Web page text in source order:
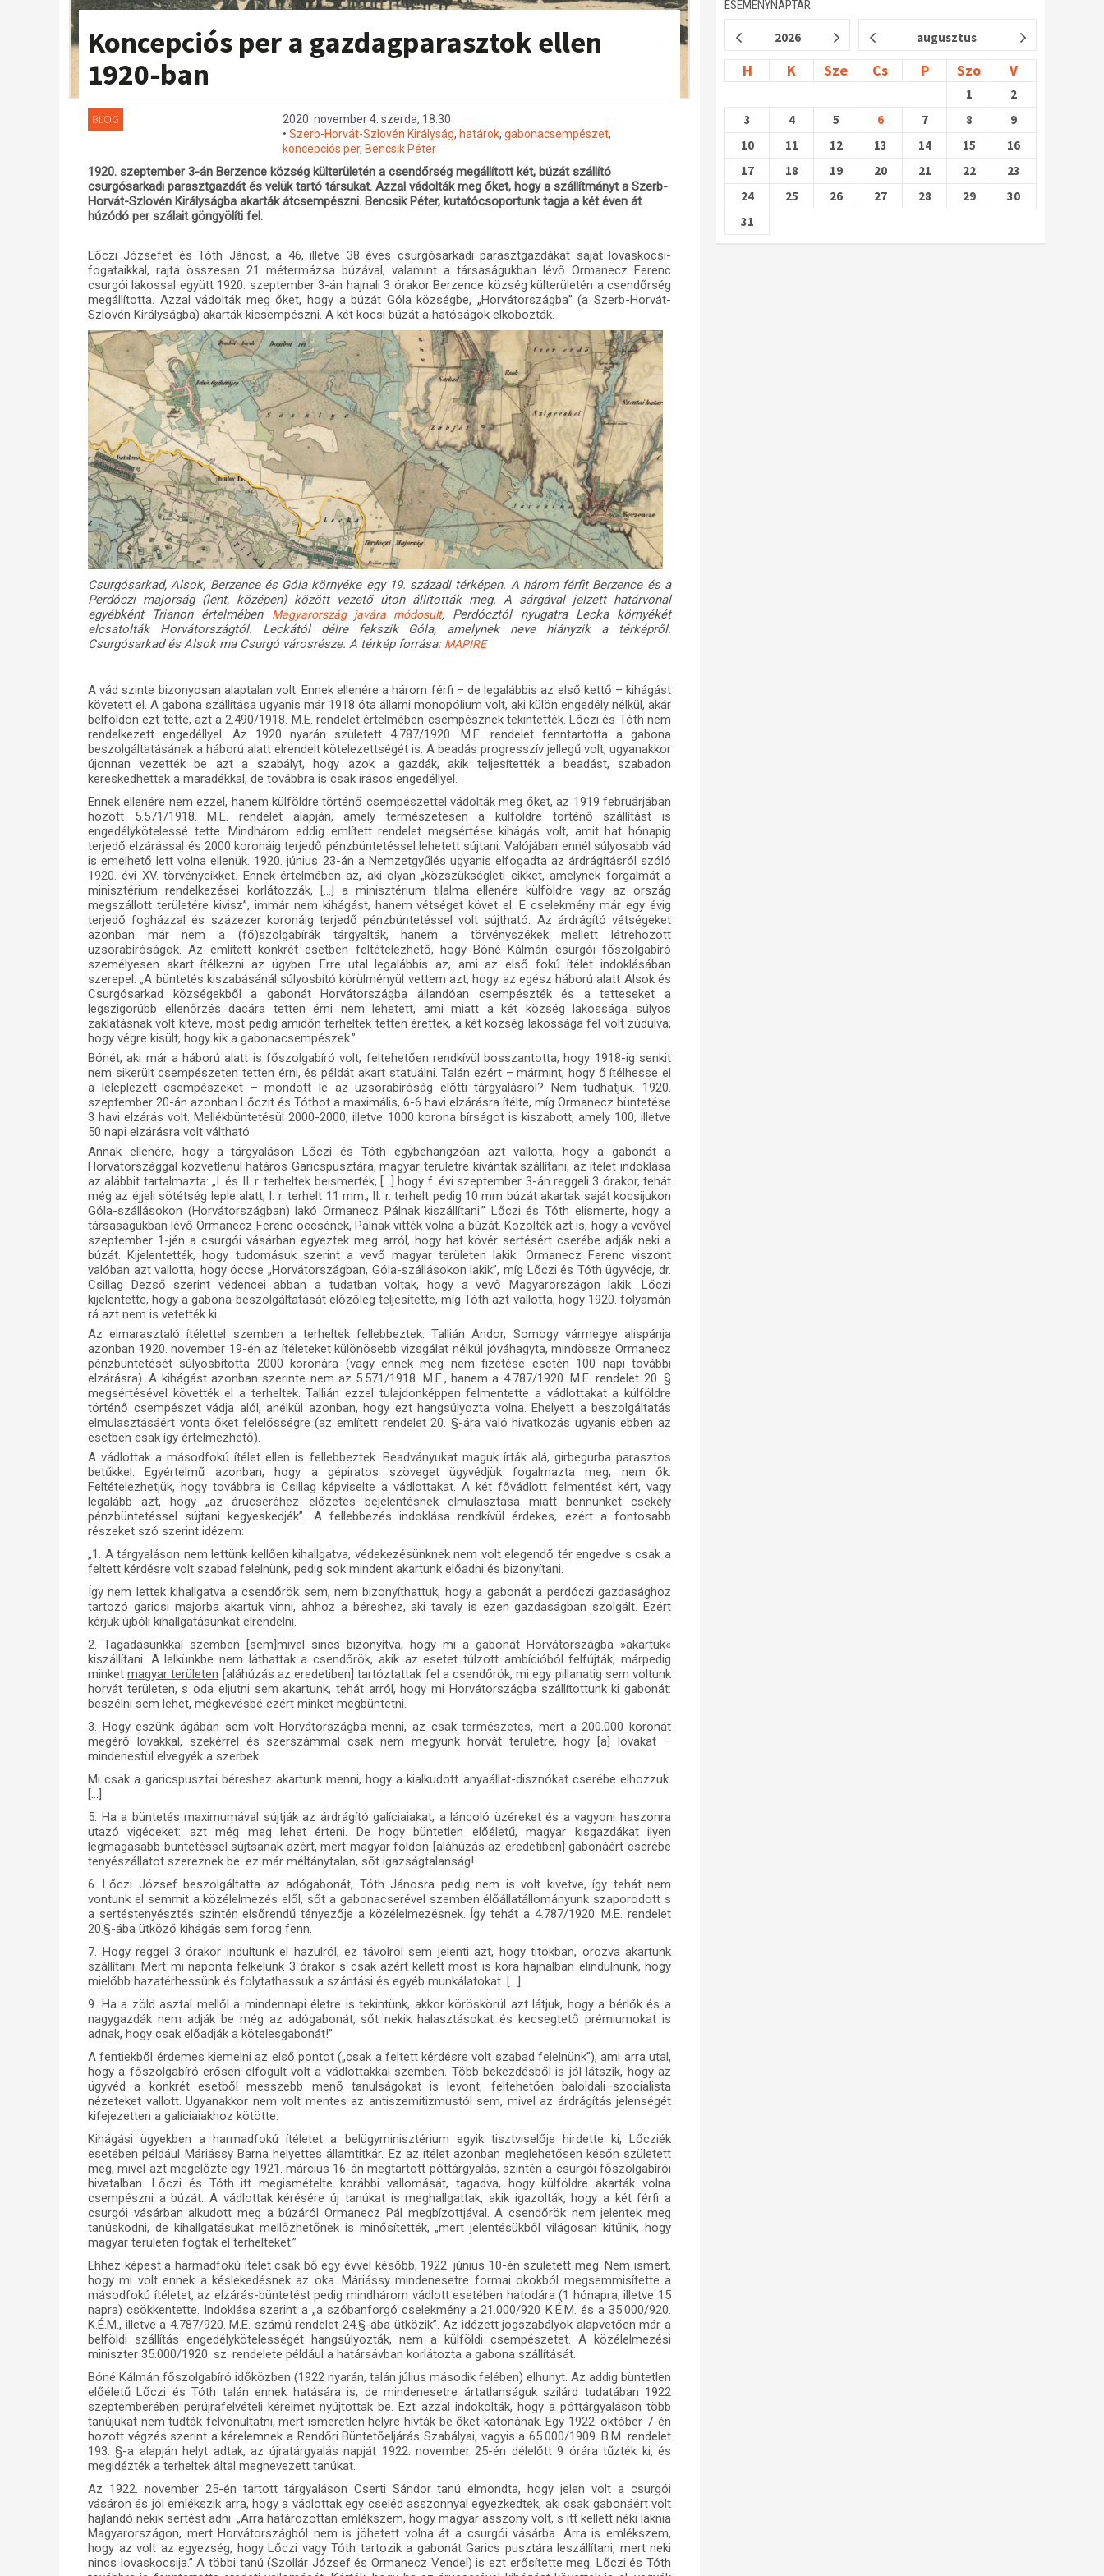
Koncepciós per a gazdagparasztok ellen
1920-ban
BLOG
2020. november 4. szerda, 18:30
• Szerb-Horvát-Szlovén Királyság, határok, gabonacsempészet,
koncepciós per, Bencsik Péter
1920. szeptember 3-án Berzence község külterületén a csendőrség megállított két, búzát szállító
csurgósarkadi parasztgazdát és velük tartó társukat. Azzal vádolták meg őket, hogy a szállítmányt a Szerb-
Horvát-Szlovén Királyságba akarták átcsempészni. Bencsik Péter, kutatócsoportunk tagja a két éven át
húzódó per szálait göngyölíti fel.
Lőczi Józsefet és Tóth Jánost, a 46, illetve 38 éves csurgósarkadi parasztgazdákat saját lovaskocsi-
fogataikkal, rajta összesen 21 métermázsa búzával, valamint a társaságukban lévő Ormanecz Ferenc
csurgói lakossal együtt 1920. szeptember 3-án hajnali 3 órakor Berzence község külterületén a csendőrség
megállította. Azzal vádolták meg őket, hogy a búzát Góla községbe, „Horvátországba” (a Szerb-Horvát-
Szlovén Királyságba) akarták kicsempészni. A két kocsi búzát a hatóságok elkobozták.
Csurgósarkad, Alsok, Berzence és Góla környéke egy 19. századi térképen. A három férfit Berzence és a
Perdóczi majorság (lent, középen) között vezető úton állították meg. A sárgával jelzett határvonal
egyébként Trianon értelmében
Magyarországjavára módosult, Perdócztól nyugatra Lecka környékét
elcsatolták Horvátországtól. Leckától délre fekszik Góla, amelynek neve hiányzik a térképről.
Csurgósarkad és Alsok ma Csurgó városrésze. A térkép forrása: MAPIRE
A vád szinte bizonyosan alaptalan volt. Ennek ellenére a három férfi – de legalábbis az első kettő – kihágást
követett el. A gabona szállítása ugyanis már 1918 óta állami monopólium volt, aki külön engedély nélkül, akár
belföldön ezt tette, azt a 2.490/1918. M.E. rendelet értelmében csempésznek tekintették. Lőczi és Tóth nem
rendelkezett engedéllyel. Az 1920 nyarán született 4.787/1920. M.E. rendelet fenntartotta a gabona
beszolgáltatásának a háború alatt elrendelt kötelezettségét is. A beadás progresszív jellegű volt, ugyanakkor
újonnan vezették be azt a szabályt, hogy azok a gazdák, akik teljesítették a beadást, szabadon
kereskedhettek a maradékkal, de továbbra is csak írásos engedéllyel.
Ennek ellenére nem ezzel, hanem külföldre történő csempészettel vádolták meg őket, az 1919 februárjában
hozott 5.571/1918. M.E. rendelet alapján, amely természetesen a külföldre történő szállítást is
engedélykötelessé tette. Mindhárom eddig említett rendelet megsértése kihágás volt, amit hat hónapig
terjedő elzárással és 2000 koronáig terjedő pénzbüntetéssel lehetett sújtani. Valójában ennél súlyosabb vád
is emelhető lett volna ellenük. 1920. június 23-án a Nemzetgyűlés ugyanis elfogadta az árdrágításról szóló
1920. évi XV. törvénycikket. Ennek értelmében az, aki olyan „közszükségleti cikket, amelynek forgalmát a
minisztérium rendelkezései korlátozzák, […] a minisztérium tilalma ellenére külföldre vagy az ország
megszállott területére kivisz”, immár nem kihágást, hanem vétséget követ el. E cselekmény már egy évig
terjedő fogházzal és százezer koronáig terjedő pénzbüntetéssel volt sújtható. Az árdrágító vétségeket
azonban már nem a (fő)szolgabírák tárgyalták, hanem a törvényszékek mellett létrehozott
uzsorabíróságok. Az említett konkrét esetben feltételezhető, hogy Bóné Kálmán csurgói főszolgabíró
személyesen akart ítélkezni az ügyben. Erre utal legalábbis az, ami az első fokú ítélet indoklásában
szerepel:„A büntetés kiszabásánál súlyosbító körülményül vettem azt, hogy az egész háború alatt Alsok és
Csurgósarkad községekből a gabonát Horvátországba állandóan csempészték és a tetteseket a
legszigorúbb ellenőrzés dacára tetten érni nem lehetett, ami miatt a két község lakossága súlyos
zaklatásnak volt kitéve, most pedig amidőn terheltek tetten érettek, a két község lakossága fel volt zúdulva,
hogy végre kisült, hogy kik a gabonacsempészek.”
Bónét, aki már a háború alatt is főszolgabíró volt, feltehetően rendkívül bosszantotta, hogy 1918-ig senkit
nem sikerült csempészeten tetten érni, és példát akart statuálni. Talán ezért – mármint, hogy ő ítélhesse el
a leleplezett csempészeket – mondott le az uzsorabíróság előtti tárgyalásról? Nem tudhatjuk. 1920.
szeptember 20-án azonban Lőczit és Tóthot a maximális, 6-6 havi elzárásra ítélte, míg Ormanecz büntetése
3 havi elzárás volt. Mellékbüntetésül 2000-2000, illetve 1000 korona bírságotis kiszabott, amely 100, illetve
50 napi elzárásra volt váltható.
Annak ellenére, hogy a tárgyaláson Lőczi és Tóth egybehangzóan azt vallotta, hogy a gabonát a
Horvátországgal közvetlenül határos Garicspusztára, magyar területre kívánták szállítani, az ítélet indoklása
az alábbit tartalmazta: „I. és II. r. terheltek beismerték, […] hogy f. évi szeptember 3-án reggeli 3 órakor, tehát
még az éjjeli sötétség leple alatt, I. r. terhelt 11 mm., II. r. terhelt pedig 10 mm búzát akartak saját kocsijukon
Góla-szállásokon (Horvátországban) lakó Ormanecz Pálnak kiszállítani.” Lőczi és Tóth elismerte, hogy a
társaságukban lévő Ormanecz Ferenc öccsének, Pálnak vitték volna a búzát. Közölték azt is, hogy a vevővel
szeptember 1-jén a csurgói vásárban egyeztek meg arról, hogy hat kövér sertésért cserébe adják neki a
búzát. Kijelentették, hogy tudomásuk szerint a vevő magyar területen lakik. Ormanecz Ferenc viszont
valóban azt vallotta, hogy öccse „Horvátországban, Góla-szállásokon lakik”, míg Lőczi és Tóth ügyvédje, dr.
Csillag Dezső szerint védencei abban a tudatban voltak, hogy a vevő Magyarországon lakik. Lőczi
kijelentette, hogy a gabona beszolgáltatását előzőleg teljesítette, míg Tóth azt vallotta, hogy 1920. folyamán
rá azt nem is vetették ki.
Az elmarasztaló ítélettel szemben a terheltek fellebbeztek. Tallián Andor, Somogy vármegye alispánja
azonban 1920. november 19-én az ítéleteket különösebb vizsgálat nélkül jóváhagyta, mindössze Ormanecz
pénzbüntetését súlyosbította 2000 koronára (vagy ennek meg nem fizetése esetén 100 napi további
elzárásra). A kihágást azonban szerinte nem az 5.571/1918. M.E., hanem a 4.787/1920. M.E. rendelet 20. §
megsértésével követték el a terheltek. Tallián ezzel tulajdonképpen felmentette a vádlottakat a külföldre
történő csempészet vádja alól, anélkül azonban, hogy ezt hangsúlyozta volna. Ehelyett a beszolgáltatás
elmulasztásáért vonta őket felelősségre (az említett rendelet 20. §-ára való hivatkozás ugyanis ebben az
esetben csak így értelmezhető).
A vádlottak a másodfokú ítélet ellen is fellebbeztek. Beadványukat maguk írták alá, girbegurba parasztos
betűkkel. Egyértelmű azonban, hogy a gépiratos szöveget ügyvédjük fogalmazta meg, nem ők.
Feltételezhetjük, hogy továbbra is Csillag képviselte a vádlottakat. A két fővádlott felmentést kért, vagy
legalább azt, hogy „az árucseréhez előzetes bejelentésnek elmulasztása miatt bennünket csekély
pénzbüntetéssel sújtani kegyeskedjék”. A fellebbezés indoklása rendkívül érdekes, ezért a fontosabb
részeket szó szerint idézem:
„1. A tárgyaláson nem lettünk kellően kihallgatva, védekezésünknek nem volt elegendő tér engedve s csak a
feltett kérdésre volt szabad felelnünk, pedig sok mindent akartunk előadni és bizonyítani.
Így nem lettek kihallgatva a csendőrök sem, nem bizonyíthattuk, hogy a gabonát a perdóczi gazdasághoz
tartozó garicsi majorba akartuk vinni, ahhoz a béreshez, aki tavaly is ezen gazdaságban szolgált. Ezért
kérjük újbóli kihallgatásunkat elrendelni.
2. Tagadásunkkal szemben [sem]mivel sincs bizonyítva, hogy mi a gabonát Horvátországba »akartuk«
kiszállítani. A lelkünkbe nem láthattak a csendőrök, akik az esetet túlzott ambícióból felfújták, márpedig
minketmagyar területen [aláhúzás az eredetiben] tartóztattak fel a csendőrök, mi egy pillanatig sem voltunk
horvát területen, s oda eljutni sem akartunk, tehát arról, hogy mi Horvátországba szállítottunk ki gabonát:
beszélni sem lehet, mégkevésbé ezért minket megbüntetni.
3. Hogy eszünk ágában sem volt Horvátországba menni, az csak természetes, mert a 200.000 koronát
megérő lovakkal, szekérrel és szerszámmal csak nem megyünk horvát területre, hogy [a] lovakat –
mindenestül elvegyék a szerbek.
Mi csak a garicspusztai béreshez akartunk menni, hogy a kialkudott anyaállat-disznókat cserébe elhozzuk.
[…]
5. Ha a büntetés maximumával sújtják az árdrágító galíciaiakat, a láncoló üzéreket és a vagyoni haszonra
utazó vigéceket: azt még meg lehet érteni. De hogy büntetlen előéletű, magyar kisgazdákat ilyen
legmagasabb büntetéssel sújtsanak azért, mert magyar földön [aláhúzás az eredetiben] gabonáért cserébe
tenyészállatot szereznek be: ez már méltánytalan, sőt igazságtalanság!
6. Lőczi József beszolgáltatta az adógabonát, Tóth Jánosra pedig nem is volt kivetve, így tehát nem
vontunk el semmit a közélelmezés elől, sőt a gabonacserével szemben élőállatállományunk szaporodott s
a sertéstenyésztés szintén elsőrendű tényezője a közélelmezésnek. Így tehát a 4.787/1920. M.E. rendelet
20.§-ába ütköző kihágás sem forog fenn.
7. Hogy reggel 3 órakor indultunk el hazulról, ez távolról sem jelenti azt, hogy titokban, orozva akartunk
szállítani. Mert mi naponta felkelünk 3 órakor s csak azért kellett most is kora hajnalban elindulnunk, hogy
mielőbb hazatérhessünk és folytathassuk a szántási és egyéb munkálatokat. […]
9. Ha a zöld asztal mellől a mindennapi életre is tekintünk, akkor köröskörül azt látjuk, hogy a bérlők és a
nagygazdák nem adják be még az adógabonát, sőt nekik halasztásokat és kecsegtető prémiumokat is
adnak, hogy csak előadják a kötelesgabonát!”
A fentiekből érdemes kiemelni az első pontot („csak a feltett kérdésre volt szabad felelnünk”), ami arra utal,
hogy a főszolgabíró erősen elfogult volt a vádlottakkal szemben. Több bekezdésből is jól látszik, hogy az
ügyvéd a konkrét esetből messzebb menő tanulságokat is levont, feltehetően baloldali–szocialista
nézeteket vallott. Ugyanakkor nem volt mentes az antiszemitizmustól sem, mivel az árdrágítás jelenségét
kifejezetten a galíciaiakhoz kötötte.
Kihágási ügyekben a harmadfokú ítéletet a belügyminisztérium egyik tisztviselője hirdette ki, Lőcziék
esetében például Máriássy Barna helyettes államtitkár. Ez az ítélet azonban meglehetősen későn született
meg, mivel azt megelőzte egy 1921. március 16-án megtartott póttárgyalás, szintén a csurgói főszolgabírói
hivatalban. Lőczi és Tóth itt megismételte korábbi vallomását, tagadva, hogy külföldre akarták volna
csempészni a búzát. A vádlottak kérésére új tanúkat is meghallgattak, akik igazolták, hogy a két férfi a
csurgói vásárban alkudott meg a búzáról Ormanecz Pál megbízottjával. A csendőrök nem jelentek meg
tanúskodni, de kihallgatásukat mellőzhetőnek is minősítették, „mert jelentésükből világosan kitűnik, hogy
magyar területen fogták el terhelteket.”
Ehhez képest a harmadfokú ítélet csak bő egy évvel később, 1922. június 10-én született meg. Nem ismert,
hogy mi volt ennek a késlekedésnek az oka. Máriássy mindenesetre formai okokból megsemmisítette a
másodfokú ítéletet, az elzárás-büntetést pedig mindhárom vádlott esetében hatodára (1 hónapra, illetve 15
napra) csökkentette. Indoklása szerint a „a szóbanforgó cselekmény a 21.000/920 K.É.M. és a 35.000/920.
K.É.M., illetve a 4.787/920. M.E. számú rendelet 24.§-ába ütközik”. Az idézett jogszabályok alapvetően már a
belföldi szállítás engedélykötelességét hangsúlyozták, nem a külföldi csempészetet. A közélelmezési
miniszter 35.000/1920. sz. rendelete például a határsávban korlátozta a gabona szállítását.
Bóné Kálmán főszolgabíró időközben (1922 nyarán, talán július második felében) elhunyt. Az addig büntetlen
előéletű Lőczi és Tóth talán ennek hatására is, de mindenesetre ártatlanságuk szilárd tudatában 1922
szeptemberében perújrafelvételi kérelmet nyújtottak be. Ezt azzal indokolták, hogy a póttárgyaláson több
tanújukat nem tudták felvonultatni, mert ismeretlen helyre hívták be őket katonának. Egy 1922. október 7-én
hozott végzés szerint a kérelemnek a Rendőri Büntetőeljárás Szabályai, vagyis a 65.000/1909. B.M. rendelet
193. §-a alapján helyt adtak, az újratárgyalás napját 1922. november 25-én délelőtt 9 órára tűzték ki, és
megidézték a terheltek által megnevezett tanúkat.
Az 1922. november 25-én tartott tárgyaláson Cserti Sándor tanú elmondta, hogy jelen volt a csurgói
vásáron és jól emlékszik arra, hogy a vádlottak egy cseléd asszonnyal egyezkedtek, aki csak gabonáért volt
hajlandó nekik sertést adni. „Arra határozottan emlékszem, hogy magyar asszony volt, s itt kellett néki laknia
Magyarországon, mert Horvátországból nem is jöhetett volna át a csurgói vásárba. Arra is emlékszem,
hogy az volt az egyezség, hogy Lőczi vagy Tóth tartozik a gabonát Garics pusztára leszállítani, mert neki
nincs lovaskocsija.” A többi tanú (Szollár József és Ormanecz Vendel) is ezt erősítette meg. Lőczi és Tóth
ESEMÉNYNAPTÁR
2026 augusztus
H K Sze Cs P Szo V
1
2
3
4 5 6 7 8
9
10
11 12 13 14 15
16
17
18 19 20 21 22
23
24
25 26 27 28 29
30
31